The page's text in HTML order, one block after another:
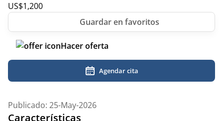
US$1,200
Hacer oferta
Agendar cita
Publicado: 25-May-2026
Características